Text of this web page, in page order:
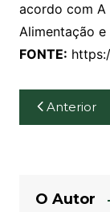
acordo com A
Alimentação e
FONTE:
de
Anterior
O Autor